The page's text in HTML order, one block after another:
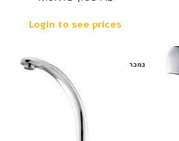
Login to see prices
נמכר